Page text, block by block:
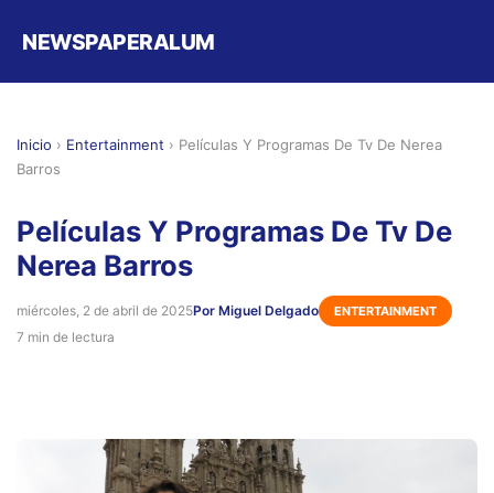
NEWSPAPERALUM
Inicio › Entertainment › Películas Y Programas De Tv De Nerea
Barros
Películas Y Programas De Tv De
Nerea Barros
miércoles, 2 de abril de 2025Por Miguel Delgado ENTERTAINMENT
7 min de lectura